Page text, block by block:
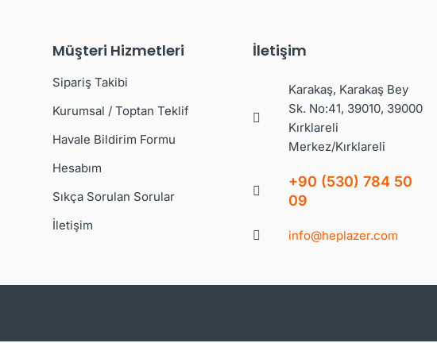
Müşteri Hizmetleri
Sipariş Takibi
Kurumsal / Toptan Teklif
Havale Bildirim Formu
Hesabım
Sıkça Sorulan Sorular
İletişim
İletişim
Karakaş, Karakaş Bey
Sk. No:41, 39010, 39000
Kırklareli
Merkez/Kırklareli
+90 (530) 784 50
09
info@heplazer.com